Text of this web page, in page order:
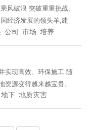
风破浪 突破重重挑战,
经济发展的领头羊,建
的领域之一。作为二级
境中立足并取得成功,
公司 市场 培养
实现高效、环保施工 随
资源变得越来越宝贵。
过程中可能导致地质灾
及对环境造成污染。为
地下 地质灾害